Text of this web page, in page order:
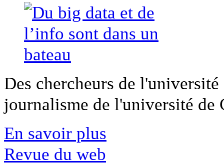
Des chercheurs de
journalisme de l'université
En savoir plus
Revue du web